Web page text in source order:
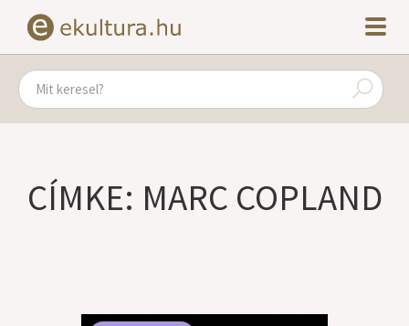
CÍMKE: MARC COPLAND